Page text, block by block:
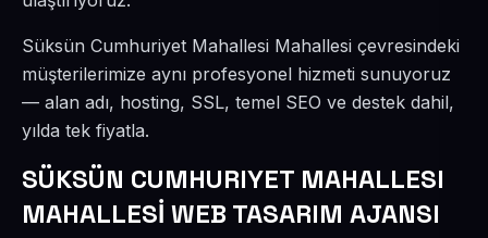
Süksün Cumhuriyet Mahallesi Mahallesi çevresindeki
müşterilerimize aynı profesyonel hizmeti sunuyoruz
— alan adı, hosting, SSL, temel SEO ve destek dahil,
yılda tek fiyatla.
SÜKSÜN CUMHURIYET MAHALLESI
MAHALLESİ WEB TASARIM AJANSI